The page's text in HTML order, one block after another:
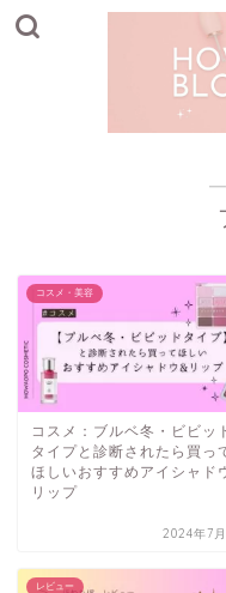
コスメ・美容
コスメ：ブルベ冬・ビビッ
タイプと診断されたら買っ
ほしいおすすめアイシャド
リップ
2024年7
レビュー